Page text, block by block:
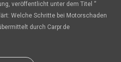
veröffentlicht unter dem Titel “
Welche Schritte bei Motorschaden
durch Carpr.de